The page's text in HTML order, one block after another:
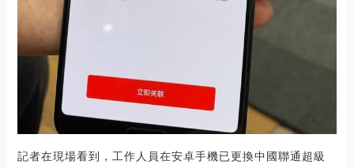
記者在現場看到，工作人員在安卓手機已更換中國聯通超級